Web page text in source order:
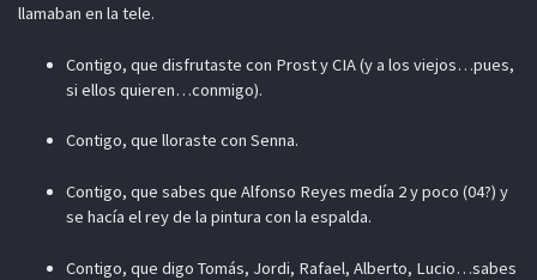
llamaban en la tele.
Contigo, que disfrutaste con Prost y CIA (y a los viejos…pues,
si ellos quieren…conmigo).
Contigo, que lloraste con Senna.
Contigo, que sabes que Alfonso Reyes medía 2 y poco (04?) y
se hacía el rey de la pintura con la espalda.
Contigo, que digo Tomás, Jordi, Rafael, Alberto, Lucio…sabes